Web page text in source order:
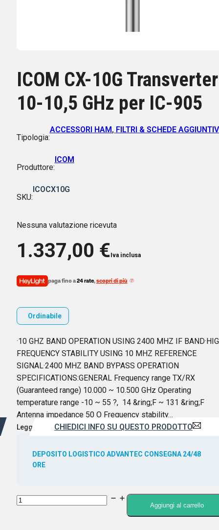
ICOM CX-10G Transverter
10-10,5 GHz per IC-905
Tipologia:
ACCESSORI HAM, FILTRI & SCHEDE
Produttore:
ICOM
SKU:
ICOCX10G
Nessuna valutazione ricevuta
1.337,00 € Iva inclusa
paga fino a24 rate,scopri di più
Ordinabile
·10 GHZ BAND OPERATION USING 2400 MHZ IF
FREQUENCY STABILITY USING 10 MHZ REFERENCE
SIGNAL·2400 MHZ BAND BYPASS OPERATION
SPECIFICATIONS:GENERAL Frequency range TX/RX
(Guaranteed range) 10.000 ~ 10.500 GHz Operating
temperature range -10 ~ 55 ?, 14 &ring;F ~ 131 &ring;F
Antenna impedance 50 O Frequency stability…
Leggi di più CHIEDICI INFO SU QUESTO PRODOTTO
DEPOSITO LOGISTICO ADVANTEC CONSEGNA 24/48
ORE
ICOM
Aggiungi al carrello